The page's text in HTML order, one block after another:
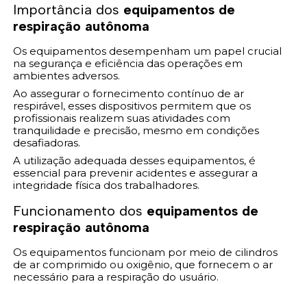
Importância dos equipamentos de
respiração autônoma
Os equipamentos desempenham um papel crucial
na segurança e eficiência das operações em
ambientes adversos.
Ao assegurar o fornecimento contínuo de ar
respirável, esses dispositivos permitem que os
profissionais realizem suas atividades com
tranquilidade e precisão, mesmo em condições
desafiadoras.
A utilização adequada desses equipamentos, é
essencial para prevenir acidentes e assegurar a
integridade física dos trabalhadores.
Funcionamento dos equipamentos de
respiração autônoma
Os equipamentos funcionam por meio de cilindros
de ar comprimido ou oxigênio, que fornecem o ar
necessário para a respiração do usuário.